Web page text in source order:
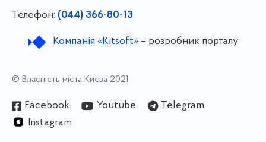
Телефон: (044) 366-80-13
Компанія «Kitsoft»– розробник порталу
© Власність міста Києва 2021
Facebook Youtube
Telegram
Instagram